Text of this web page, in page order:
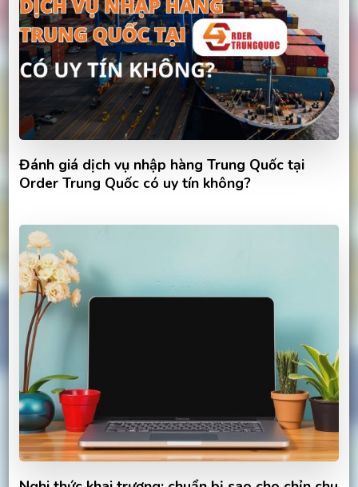
Đánh giá dịch vụ nhập hàng Trung Quốc tại
Order Trung Quốc có uy tín không?